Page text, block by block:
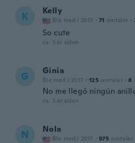
K Kelly
Ble med i 2017 · 71 omtaler ·
So cute
ca. 3 år siden
G Ginia
Ble med i 2017 · 125 omtaler · 8
No me llegó ningún
ca. 3 år siden
N Nola
Ble med i 2017 · 975 omtaler